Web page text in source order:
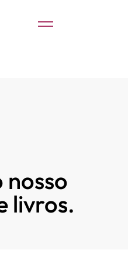
nosso
livros.